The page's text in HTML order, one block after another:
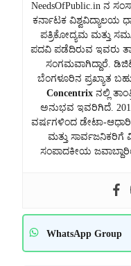
NeedsOfPublic.in ನ
ಕರ್ನಾಟಕ ವಿಶ್ವವಿದ್ಯಾಲಯ
ಪತ್ರಿಕೋದ್ಯಮ ಮತ್ತು
ಪದವಿ ಪಡೆದಿರುವ ಇವರು
ಸಂಗಮವಾಗಿದ್ದಾರೆ.
ಬೆಂಗಳೂರಿನ ಪ್ರಖ್ಯಾತ
Concentrixನಲ್ಲಿ
ಅನುಭವ ಇವರಿಗಿದೆ.
ವರ್ಷಗಳಿಂದ ಡೇಟಾ-
ಮತ್ತು ಸಾರ್ವಜನಿಕರಿಗೆ
ಸಂಪಾದಕೀಯ
WhatsApp Group